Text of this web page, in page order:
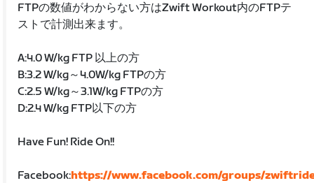
FTPの数値がわからない方はZwift Workout内のFTPテ
ストで計測出来ます。
A:4.0 W/kg FTP 以上の方
B:3.2 W/kg～4.0W/kg FTPの方
C:2.5 W/kg～3.1W/kg FTPの方
D:2.4 W/kg FTP以下の方
Have Fun! Ride On!!
Facebook:https://www.facebook.com/groups/